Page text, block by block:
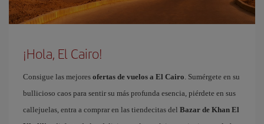
¡Hola, El Cairo!
Consigue las mejores ofertas de vuelos a El Cairo. Sumérgete en su
bullicioso caos para sentir su más profunda esencia, piérdete en sus
callejuelas, entra a comprar en las tiendecitas del Bazar de Khan El